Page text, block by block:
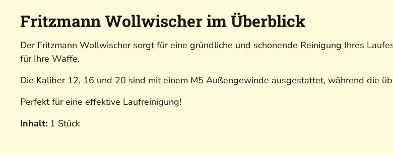
Fritzmann Wollwischer im Überblick
Der Fritzmann Wollwischer sorgt für eine gründliche und schonende Reinigung Ihres
für Ihre Waffe.
Die Kaliber 12, 16 und 20 sind mit einem M5 Außengewinde ausgestattet, während die
Perfekt für eine effektive Laufreinigung!
Inhalt: 1 Stück